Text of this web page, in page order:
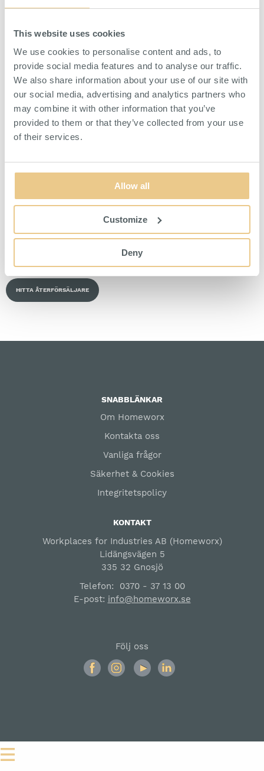
This website uses cookies
We use cookies to personalise content and ads, to
provide social media features and to analyse our traffic.
We also share information about your use of our site with
our social media, advertising and analytics partners who
may combine it with other information that you’ve
provided to them or that they’ve collected from your use
of their services.
Allow all
Customize
Deny
LIKNANDE PRODUKTER
552x306x150 mm
Sortimentskåp för sortering av
skruvar, muttrar och andra mindre
HITTA ÅTERFÖRSÄLJARE
SNABBLÄNKAR
Om Homeworx
Kontakta oss
Vanliga frågor
Säkerhet & Cookies
Integritetspolicy
KONTAKT
Workplaces for Industries AB (Homeworx)
Lidängsvägen 5
335 32 Gnosjö
Telefon: 0370 - 37 13 00
E-post: info@homeworx.se
Följ oss